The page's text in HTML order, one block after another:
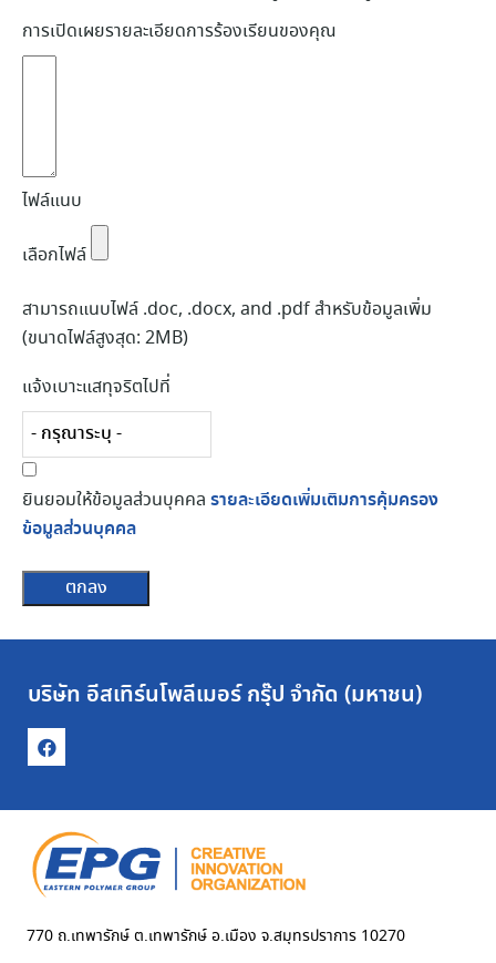
การเปิดเผยรายละเอียดการร้องเรียนของคุณ
ไฟล์แนบ
เลือกไฟล์
สามารถแนบไฟล์ .doc, .docx, and .pdf สำหรับข้อมูลเพิ่ม
(ขนาดไฟล์สูงสุด: 2MB)
แจ้งเบาะแสทุจริตไปที่
ยินยอมให้ข้อมูลส่วนบุคคล รายละเอียดเพิ่มเติมการคุ้มครอง
ข้อมูลส่วนบุคคล
ตกลง
บริษัท อีสเทิร์นโพลีเมอร์ กรุ๊ป จำกัด (มหาชน)
770 ถ.เทพารักษ์ ต.เทพารักษ์ อ.เมือง จ.สมุทรปราการ 10270